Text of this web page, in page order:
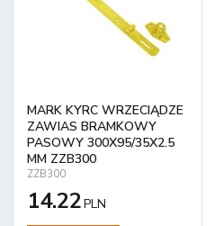
MARK KYRC WRZECIĄDZE
ZAWIAS BRAMKOWY
PASOWY 300X95/35X2.5
MM ZZB300
ZZB300
14.22PLN